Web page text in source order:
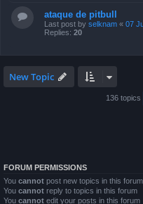
ataque de pitbull
Last post by selknam « 07
Replies: 20
New Topic
136 topics
FORUM PERMISSIONS
You cannot post new topics in this forum
You cannot reply to topics in this forum
You cannot edit your posts in this forum